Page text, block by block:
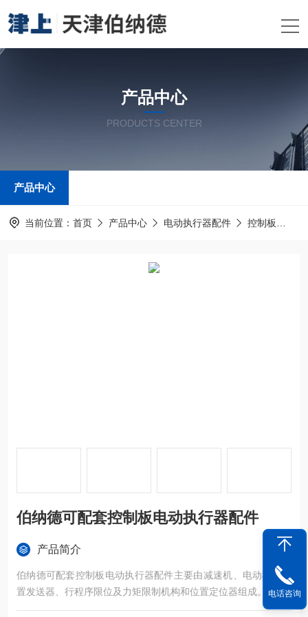
产品中心
PRODUCTS CENTER
产品中心
当前位置： 首页 产品中心 电动执行器配件 控制板
伯纳德可配套控制板电动执行器配件
产品简介
伯纳德可配套控制板电动执行器配件主要由减速机、电动机、位
置发送器、行程序限位及力矩限制机构和位置定位器组成。
电话咨询